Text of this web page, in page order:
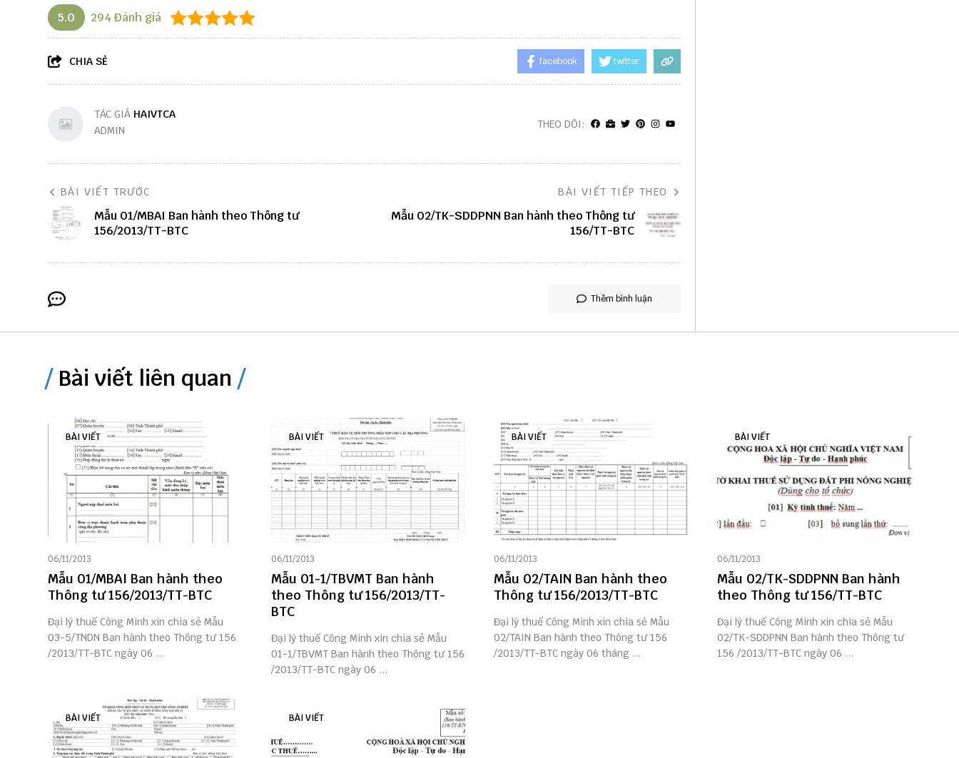
5.0 294 Đánh giá
CHIA SẺ facebook twitter
TÁC GIẢ HAIVTCA
ADMIN
THEO DÕI:
BÀI VIẾT TRƯỚC
Mẫu 01/MBAI Ban hành theo Thông tư
156/2013/TT-BTC
BÀI VIẾT TIẾP THEO
Mẫu 02/TK-SDDPNN Ban hành theo Thông tư
156/TT-BTC
Thêm bình luận
Bài viết liên quan
BÀI VIẾT
06/11/2013
Mẫu 01/MBAI Ban hành theo
Thông tư 156/2013/TT-BTC
Đại lý thuế Công Minh xin chia sẻ Mẫu
03-5/TNDN Ban hành theo Thông tư 156
/2013/TT-BTC ngày 06 ...
BÀI VIẾT
06/11/2013
Mẫu 01-1/TBVMT Ban hành
theo Thông tư 156/2013/TT-
BTC
Đại lý thuế Công Minh xin chia sẻ Mẫu
01-1/TBVMT Ban hành theo Thông tư 156
/2013/TT-BTC ngày 06 ...
BÀI VIẾT
06/11/2013
Mẫu 02/TAIN Ban hành theo
Thông tư 156/2013/TT-BTC
Đại lý thuế Công Minh xin chia sẻ Mẫu
02/TAIN Ban hành theo Thông tư 156
/2013/TT-BTC ngày 06 tháng ...
BÀI VIẾT
06/11/2013
Mẫu 02/TK-SDDPNN Ban hành
theo Thông tư 156/TT-BTC
Đại lý thuế Công Minh xin chia sẻ Mẫu
02/TK-SDDPNN Ban hành theo Thông tư
156 /2013/TT-BTC ngày 06 ...
BÀI VIẾT BÀI VIẾT